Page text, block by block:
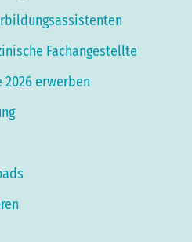
Fachangestellte
2026 erwerben